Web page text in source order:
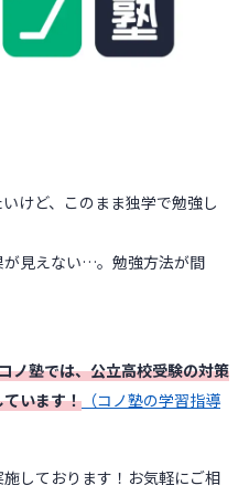
けど、このまま独学で勉強し
が見えない…。勉強方法が間
ノ塾では、公立高校受験の対策
います！ （コノ塾の学習指導
しております！お気軽にご相